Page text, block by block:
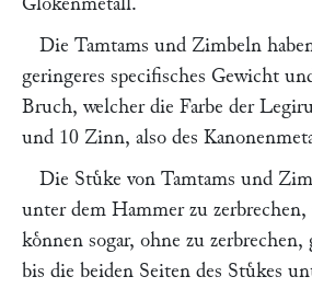
Die Tamtams und Zimbeln
geringeres specifisches Gewicht
Bruch, welcher die Farbe der
und 10 Zinn, also des
Die Stuͤke von Tamtams und
unter dem Hammer zu
koͤnnen sogar, ohne zu zerbrechen,
bis die beiden Seiten des Stuͤkes